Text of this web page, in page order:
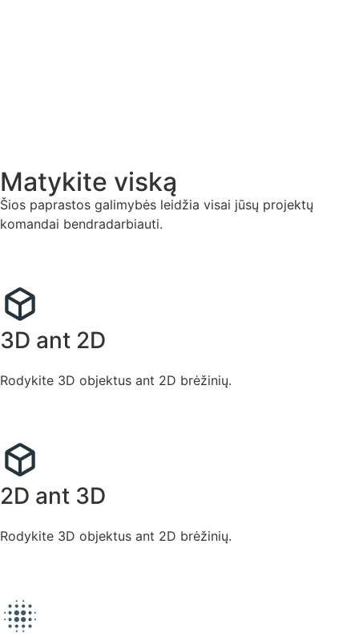
Matykite viską
Šios paprastos galimybės leidžia visai jūsų projektų
komandai bendradarbiauti.
3D ant 2D
Rodykite 3D objektus ant 2D brėžinių.
2D ant 3D
Rodykite 3D objektus ant 2D brėžinių.